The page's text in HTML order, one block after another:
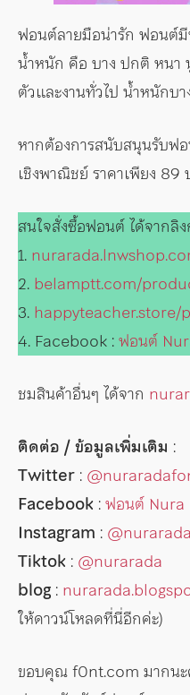
ฟอนต์ลายมือน่ารัก ฟอนต์
น้ำหนัก คือ บาง ปกติ หนา
ตัวและงานทั่วไป น้ำหนักบ
หากต้องการสนับสนุนรับฟ
เชิงพาณิชย์ ราคาเพียง 89
สนใจสั่งซื้อฟอนต์ ได้จากลิ
1.
2. belamptt.com/
3.
4. Facebook :ฟอนต์
ชมสินค้าอื่นๆ ได้จาก
ติดต่อ / ข้อมูลเพิ่มเติม :
Twitter :
Facebook :ฟอนต์ Nura
Instagram :
Tiktok : @nurarada
blog :
ให้ดาวน์โหลดที่นี่อีกค่ะ)
ขอบคุณ f0nt.com มากนะ